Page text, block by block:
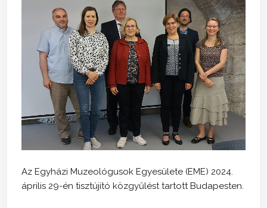
Az Egyházi Muzeológusok Egyesülete (EME) 2024.
április 29-én tisztújító közgyűlést tartott Budapesten.